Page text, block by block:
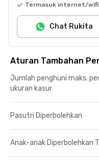
Termasuk internet/
Chat Rukita
Aturan Tambahan
Jumlah penghuni maks.
ukuran kasur
Pasutri Diperbolehkan
Anak-anak Diperbolehkan